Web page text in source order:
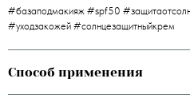
#базаподмакияж #spf50
#уходзакожей #солнцезащитныйкрем
Способ применения